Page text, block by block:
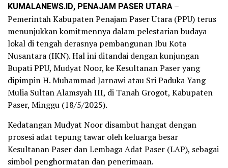
KUMALANEWS.ID, PENAJAM PASER UTARA–
Pemerintah Kabupaten Penajam Paser Utara (PPU) terus
menunjukkan komitmennya dalam pelestarian budaya
lokal di tengah derasnya pembangunan Ibu Kota
Nusantara (IKN). Hal ini ditandai dengan kunjungan
Bupati PPU, Mudyat Noor, ke Kesultanan Paser yang
dipimpin H. Muhammad Jarnawi atau Sri Paduka Yang
Mulia Sultan Alamsyah III, di Tanah Grogot, Kabupaten
Paser, Minggu (18/5/2025).
Kedatangan Mudyat Noor disambut hangat dengan
prosesi adat tepung tawar oleh keluarga besar
Kesultanan Paser dan Lembaga Adat Paser (LAP), sebagai
simbol penghormatan dan penerimaan.